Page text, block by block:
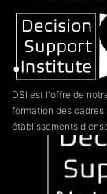
DSI est l'offre de
formation des
établissements